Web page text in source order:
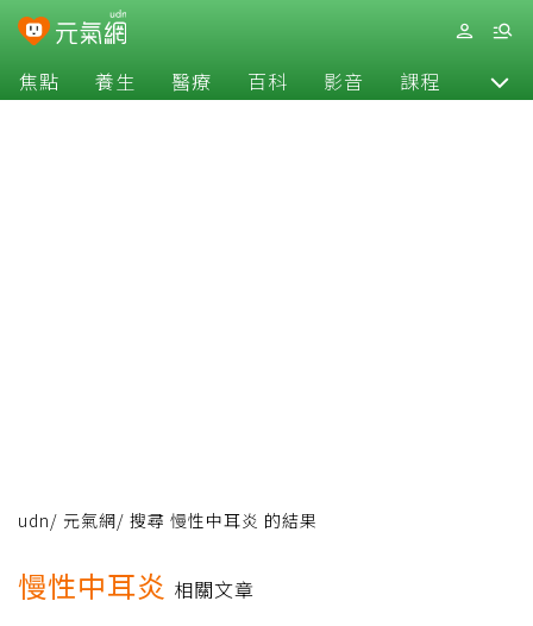
焦點 養生 醫療 百科 影音 課程 退休
udn/ 元氣網/ 搜尋 慢性中耳炎 的結果
慢性中耳炎 相關文章